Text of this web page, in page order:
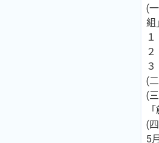
(
組
(
(
(
5